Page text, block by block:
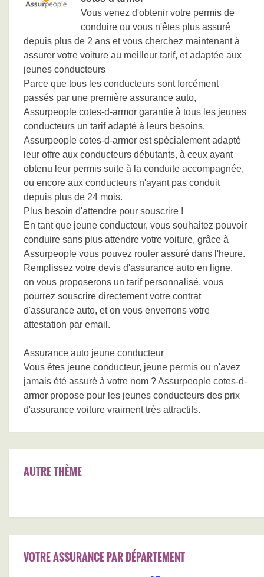
Vous venez d'obtenir votre permis de
conduire ou vous n'êtes plus assuré
depuis plus de 2 ans et vous cherchez maintenant à
assurer votre voiture au meilleur tarif, et adaptée aux
jeunes conducteurs
Parce que tous les conducteurs sont forcément
passés par une première assurance auto,
Assurpeople cotes-d-armor garantie à tous les jeunes
conducteurs un tarif adapté à leurs besoins.
Assurpeople cotes-d-armor est spécialement adapté
leur offre aux conducteurs débutants, à ceux ayant
obtenu leur permis suite à la conduite accompagnée,
ou encore aux conducteurs n'ayant pas conduit
depuis plus de 24 mois.
Plus besoin d'attendre pour souscrire !
En tant que jeune conducteur, vous souhaitez pouvoir
conduire sans plus attendre votre voiture, grâce à
Assurpeople vous pouvez rouler assuré dans l'heure.
Remplissez votre devis d'assurance auto en ligne,
on vous proposerons un tarif personnalisé, vous
pourrez souscrire directement votre contrat
d'assurance auto, et on vous enverrons votre
attestation par email.
Assurance auto jeune conducteur
Vous êtes jeune conducteur, jeune permis ou n'avez
jamais été assuré à votre nom ? Assurpeople cotes-d-
armor propose pour les jeunes conducteurs des prix
d'assurance voiture vraiment très attractifs.
AUTRE THÈME
VOTRE ASSURANCE PAR DÉPARTEMENT